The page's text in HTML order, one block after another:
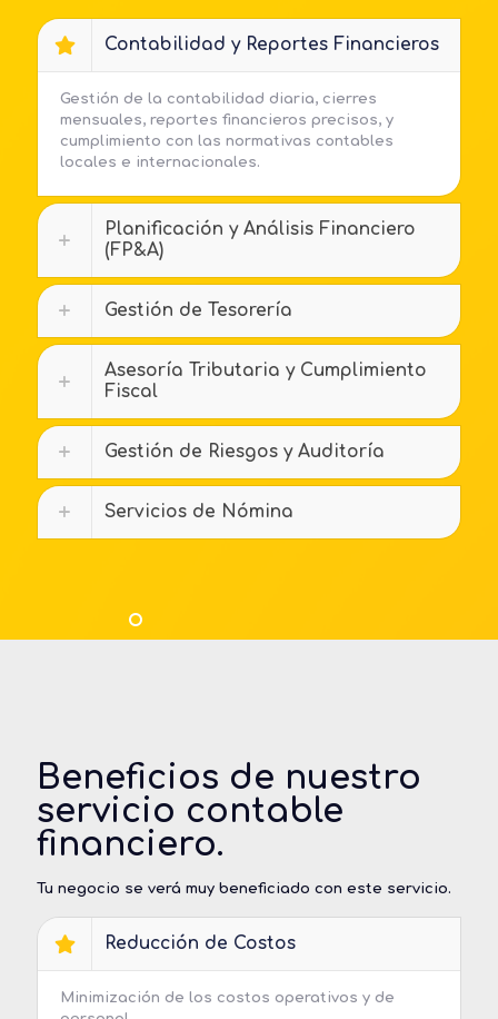
Contabilidad y Reportes Financieros
Gestión de la contabilidad diaria, cierres
mensuales, reportes financieros precisos, y
cumplimiento con las normativas contables
locales e internacionales.
Planificación y Análisis Financiero
(FP&A)
Gestión de Tesorería
Asesoría Tributaria y Cumplimiento
Fiscal
Gestión de Riesgos y Auditoría
Servicios de Nómina
Beneficios de nuestro
servicio contable
financiero.
Tu negocio se verá muy beneficiado con este servicio.
Reducción de Costos
Minimización de los costos operativos y de